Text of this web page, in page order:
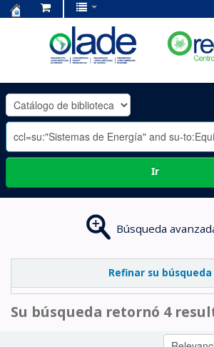
OLADE
-
Ir
Búsqueda
Refinar su búsqueda
Su búsqueda retornó 4